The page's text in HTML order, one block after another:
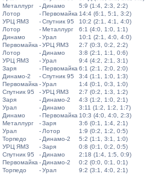
Металлург - Динамо
5:9 (1:4, 2:3, 2:2)
Лотор -Первомайка 14:4 (6:1, 5:1, 3:2)
УРЦ ЯМЗ -Спутник 95
10:2 (2:1, 4:1, 4:0)
Лотор -Металлург
6:1 (4:0, 1:0, 1:1)
Динамо -Урал
10:1 (2:1, 4:0, 4:0)
Первомайка -УРЦ ЯМЗ
2:7 (0:3, 0:2, 2:2)
Лотор - Динамо
3:8 (2:1, 1:1, 0:6)
УРЦ ЯМЗ -Урал
9:4 (4:2, 2:1, 3:1)
Заря -Первомайка 6:1 (2:1, 2:0, 2:0)
Динамо-2 -Спутник 95
3:4 (1:1, 1:0, 1:3)
Первомайка -Урал
1:4 (0:1, 0:3, 1:0)
Спутник 95 -УРЦ ЯМЗ
2:7 (0:2, 1:3, 1:2)
Заря - Динамо-2
4:3 (1:2, 1:0, 2:1)
Урал - Динамо
3:11 (1:2, 1:2, 1:7)
Динамо -Первомайка 10:3 (4:0, 4:0, 2:3)
Металлург -Заря
3:6 (0:1, 1:4, 2:1)
Урал - Лотор
1:9 (0:2, 1:2, 0:5)
Торпедо - Динамо-2
5:2 (1:1, 3:1, 1:0)
УРЦ ЯМЗ -Заря
0:8 (0:1, 0:2, 0:5)
Спутник 95 - Динамо
2:18 (1:4, 1:5, 0:9)
Первомайка - Динамо-2
0:2 (0:0, 0:1, 0:1)
Торпедо -Урал
9:2 (3:1, 4:0, 2:1)